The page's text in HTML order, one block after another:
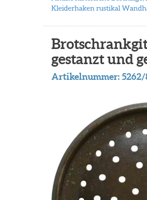
Kleiderhaken rustikal
gestanzt und
Artikelnummer: